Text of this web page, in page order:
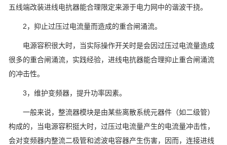
五线端改装进线电抗器能合理限定来源于电力网中的谐波干挠。
2，抑止过压过电流量而造成的重合闸涌流。
电源容积很大时，当实际操作开关时是会因过压过电流量造成
很多的重合闸涌流，实践经验，进线电抗器能合理抑止重合闸涌流
的冲击性。
3，维护变频器，提升功率因素。
一般来说，整流器模块是由某些离散系统元器件（如二级管）
构成的，当电源容积挺大时，过压过电流量产生的电流量冲击性，
会对变频器内整流二极管和滤波电容器产生伤害，因而，连接进线